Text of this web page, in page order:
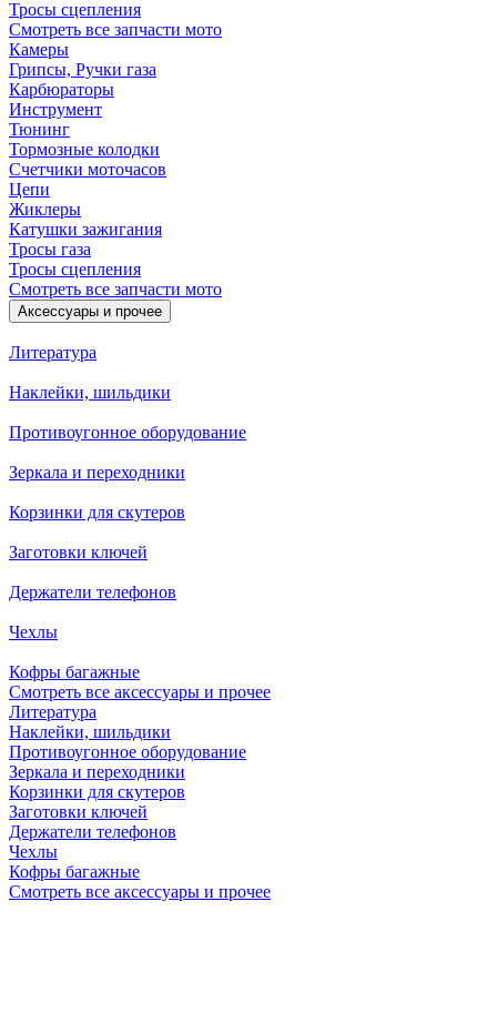
Тросы сцепления
Смотреть все запчасти мото
Камеры
Грипсы, Ручки газа
Карбюраторы
Инструмент
Тюнинг
Тормозные колодки
Счетчики моточасов
Цепи
Жиклеры
Катушки зажигания
Тросы газа
Тросы сцепления
Смотреть все запчасти мото
Аксессуары и прочее
Литература
Наклейки, шильдики
Противоугонное оборудование
Зеркала и переходники
Корзинки для скутеров
Заготовки ключей
Держатели телефонов
Чехлы
Кофры багажные
Смотреть все аксессуары и прочее
Литература
Наклейки, шильдики
Противоугонное оборудование
Зеркала и переходники
Корзинки для скутеров
Заготовки ключей
Держатели телефонов
Чехлы
Кофры багажные
Смотреть все аксессуары и прочее